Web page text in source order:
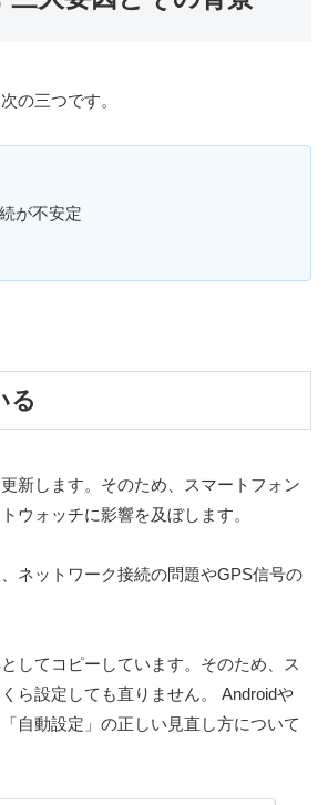
の三つです。
が不安定
る
新します。そのため、スマートフォン
ウォッチに影響を及ぼします。
ネットワーク接続の問題やGPS信号の
してコピーしています。そのため、ス
ら設定しても直りません。 Androidや
自動設定」の正しい見直し方について